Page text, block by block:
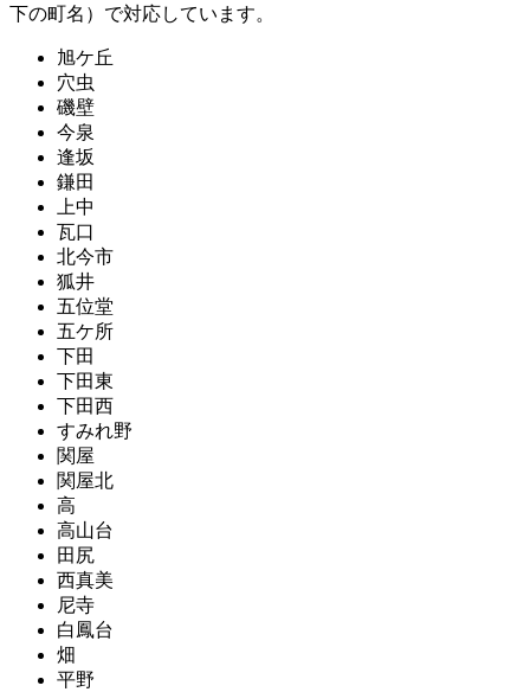
下の町名）で対応しています。
旭ケ丘
穴虫
磯壁
今泉
逢坂
鎌田
上中
瓦口
北今市
狐井
五位堂
五ケ所
下田
下田東
下田西
すみれ野
関屋
関屋北
高
高山台
田尻
西真美
尼寺
白鳳台
畑
平野